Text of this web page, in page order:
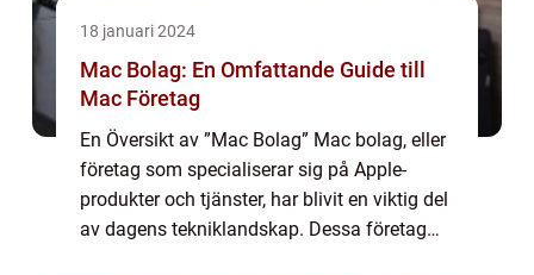
18 januari 2024
Mac Bolag: En Omfattande Guide till
Mac Företag
En Översikt av ”Mac Bolag” Mac bolag, eller
företag som specialiserar sig på Apple-
produkter och tjänster, har blivit en viktig del
av dagens tekniklandskap. Dessa företag